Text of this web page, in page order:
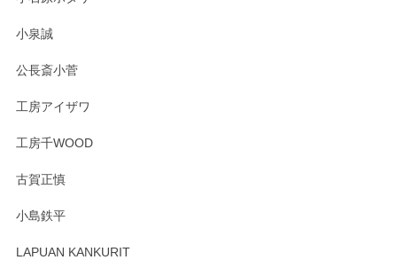
す。 素敵な湯呑みでとても気に入りました。 発送も早く、
小泉誠
公長斎小菅
工房アイザワ
工房千WOOD
古賀正慎
小島鉄平
LAPUAN KANKURIT